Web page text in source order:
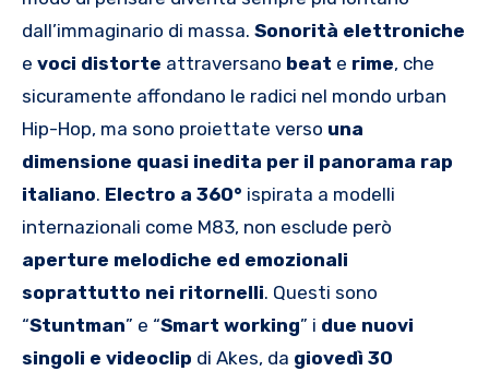
dall’immaginario di massa. Sonorità elettroniche
e voci distorte attraversano beat e rime, che
sicuramente affondano le radici nel mondo urban
Hip-Hop, ma sono proiettate verso una
dimensione quasi inedita per il panorama rap
italiano. Electro a 360° ispirata a modelli
internazionali come M83, non esclude però
aperture melodiche ed emozionali
soprattutto nei ritornelli. Questi sono
“Stuntman” e “Smart working” i due nuovi
singoli e videoclip di Akes, da giovedì 30